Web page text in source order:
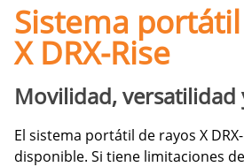
Empresa
Careers
Contáctenos
Sistema
X DRX-Rise
Movilidad, versatilidad
El sistema portátil de rayos X
disponible. Si tiene limitaciones